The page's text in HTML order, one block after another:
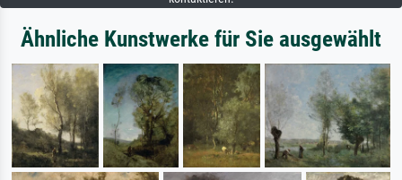
Ähnliche Kunstwerke für Sie ausgewählt